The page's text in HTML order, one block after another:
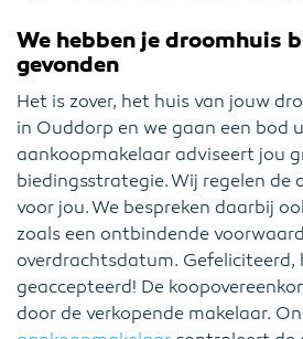
We hebben je droomhuis
gevonden
Het is zover, het huis van jouw
in Ouddorp en we gaan een bod
aankoopmakelaar adviseert jou
biedingsstrategie. Wij regelen de
voor jou. We bespreken daarbij
zoals een ontbindende
overdrachtsdatum. Gefeliciteerd,
geaccepteerd! De
door de verkopende makelaar.